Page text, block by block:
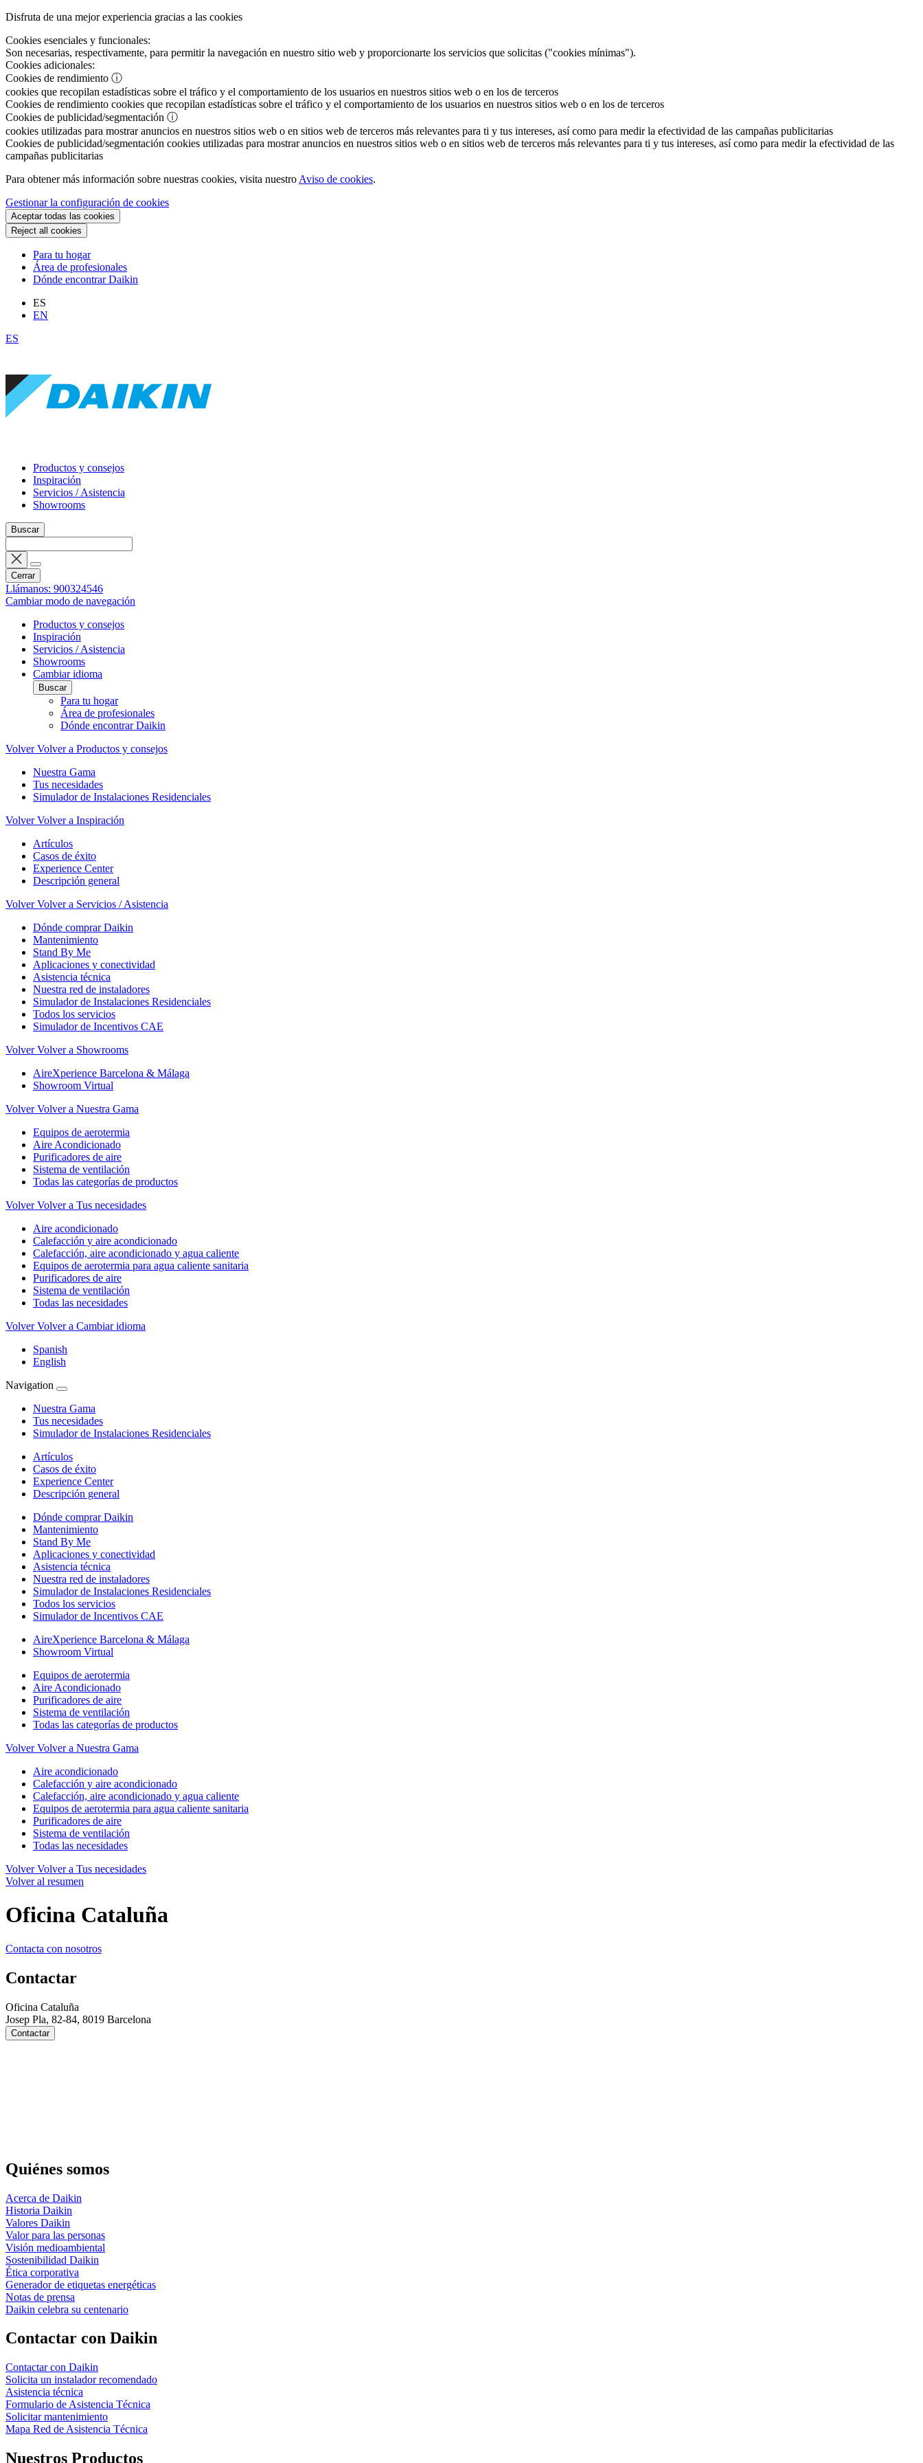
Disfruta de una mejor experiencia gracias a las cookies
Cookies esenciales y funcionales:
Son necesarias, respectivamente, para permitir la navegación en nuestro sitio web y proporcionarte los servicios que solicitas ("cookies mínimas").
Cookies adicionales:
Cookies de rendimiento ⓘ
cookies que recopilan estadísticas sobre el tráfico y el comportamiento de los usuarios en nuestros sitios web o en los de terceros
Cookies de rendimiento cookies que recopilan estadísticas sobre el tráfico y el comportamiento de los usuarios en nuestros sitios web o en los de terceros
Cookies de publicidad/segmentación ⓘ
cookies utilizadas para mostrar anuncios en nuestros sitios web o en sitios web de terceros más relevantes para ti y tus intereses, así como para medir la efectividad de las campañas publicitarias
Cookies de publicidad/segmentación cookies utilizadas para mostrar anuncios en nuestros sitios web o en sitios web de terceros más relevantes para ti y tus intereses, así como para medir la efectividad de las
campañas publicitarias
Para obtener más información sobre nuestras cookies, visita nuestro Aviso de cookies.
Gestionar la configuración de cookies
Aceptar todas las cookies
Reject all cookies
Para tu hogar
Área de profesionales
Dónde encontrar Daikin
ES
EN
ES
Productos y consejos
Inspiración
Servicios / Asistencia
Showrooms
Buscar
Cerrar
Llámanos: 900324546
Cambiar modo de navegación
Productos y consejos
Inspiración
Servicios / Asistencia
Showrooms
Cambiar idioma
Buscar
Para tu hogar
Área de profesionales
Dónde encontrar Daikin
Volver Volver a Productos y consejos
Nuestra Gama
Tus necesidades
Simulador de Instalaciones Residenciales
Volver Volver a Inspiración
Artículos
Casos de éxito
Experience Center
Descripción general
Volver Volver a Servicios / Asistencia
Dónde comprar Daikin
Mantenimiento
Stand By Me
Aplicaciones y conectividad
Asistencia técnica
Nuestra red de instaladores
Simulador de Instalaciones Residenciales
Todos los servicios
Simulador de Incentivos CAE
Volver Volver a Showrooms
AireXperience Barcelona & Málaga
Showroom Virtual
Volver Volver a Nuestra Gama
Equipos de aerotermia
Aire Acondicionado
Purificadores de aire
Sistema de ventilación
Todas las categorías de productos
Volver Volver a Tus necesidades
Aire acondicionado
Calefacción y aire acondicionado
Calefacción, aire acondicionado y agua caliente
Equipos de aerotermia para agua caliente sanitaria
Purificadores de aire
Sistema de ventilación
Todas las necesidades
Volver Volver a Cambiar idioma
Spanish
English
Navigation
Nuestra Gama
Tus necesidades
Simulador de Instalaciones Residenciales
Artículos
Casos de éxito
Experience Center
Descripción general
Dónde comprar Daikin
Mantenimiento
Stand By Me
Aplicaciones y conectividad
Asistencia técnica
Nuestra red de instaladores
Simulador de Instalaciones Residenciales
Todos los servicios
Simulador de Incentivos CAE
AireXperience Barcelona & Málaga
Showroom Virtual
Equipos de aerotermia
Aire Acondicionado
Purificadores de aire
Sistema de ventilación
Todas las categorías de productos
Volver Volver a Nuestra Gama
Aire acondicionado
Calefacción y aire acondicionado
Calefacción, aire acondicionado y agua caliente
Equipos de aerotermia para agua caliente sanitaria
Purificadores de aire
Sistema de ventilación
Todas las necesidades
Volver Volver a Tus necesidades
Volver al resumen
Oficina Cataluña
Contacta con nosotros
Contactar
Oficina Cataluña
Josep Pla, 82-84, 8019 Barcelona
Contactar
Quiénes somos
Acerca de Daikin
Historia Daikin
Valores Daikin
Valor para las personas
Visión medioambiental
Sostenibilidad Daikin
Ética corporativa
Generador de etiquetas energéticas
Notas de prensa
Daikin celebra su centenario
Contactar con Daikin
Contactar con Daikin
Solicita un instalador recomendado
Asistencia técnica
Formulario de Asistencia Técnica
Solicitar mantenimiento
Mapa Red de Asistencia Técnica
Nuestros Productos